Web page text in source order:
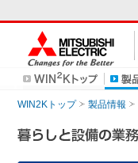
WIN2Kトップ 製品情報